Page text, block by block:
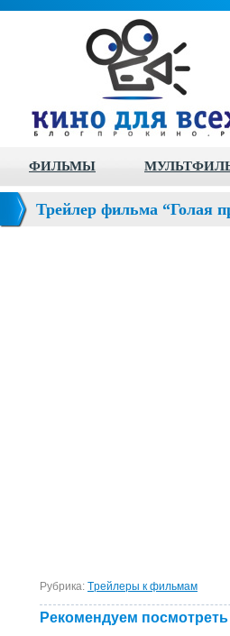
ФИЛЬМЫ
Трейлер фильма “Голая
Рубрика: Tрейлеры к фильмам
Рекомендуем посмотреть